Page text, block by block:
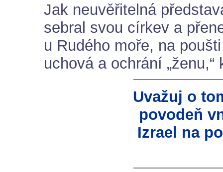
Jak neuvěřitelná
sebral svou církev a
u Rudého moře, na
uchová a ochrání
Uvažuj o
povodeň
Izrael na